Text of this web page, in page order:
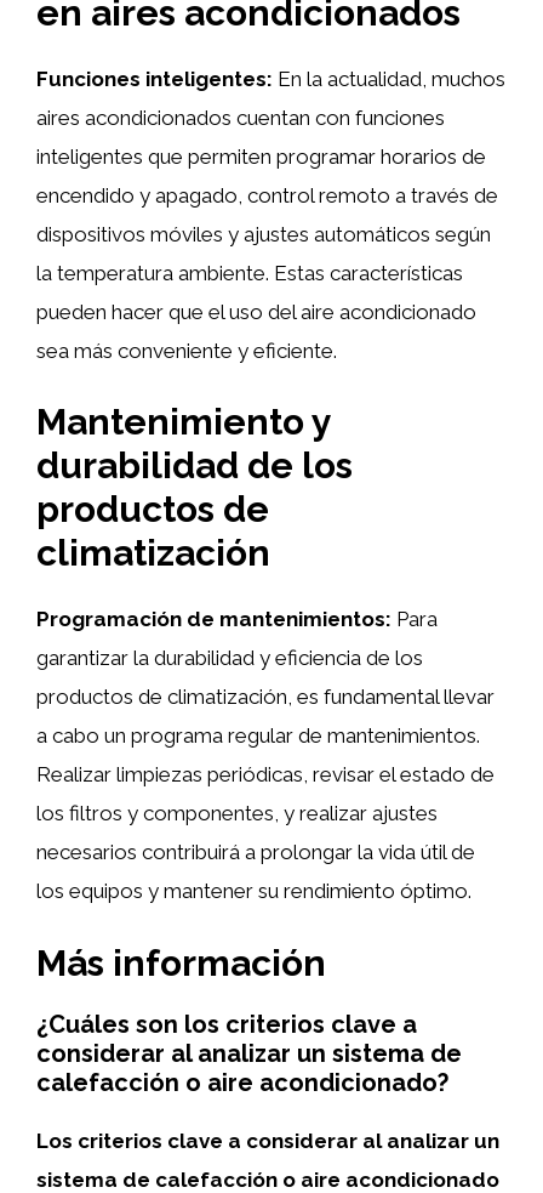
en aires acondicionados
Funciones inteligentes: En la actualidad, muchos
aires acondicionados cuentan con funciones
inteligentes que permiten programar horarios de
encendido y apagado, control remoto a través de
dispositivos móviles y ajustes automáticos según
la temperatura ambiente. Estas características
pueden hacer que el uso del aire acondicionado
sea más conveniente y eficiente.
Mantenimiento y
durabilidad de los
productos de
climatización
Programación de mantenimientos: Para
garantizar la durabilidad y eficiencia de los
productos de climatización, es fundamental llevar
a cabo un programa regular de mantenimientos.
Realizar limpiezas periódicas, revisar el estado de
los filtros y componentes, y realizar ajustes
necesarios contribuirá a prolongar la vida útil de
los equipos y mantener su rendimiento óptimo.
Más información
¿Cuáles son los criterios clave a
considerar al analizar un sistema de
calefacción o aire acondicionado?
Los criterios clave a considerar al analizar un
sistema de calefacción o aire acondicionado